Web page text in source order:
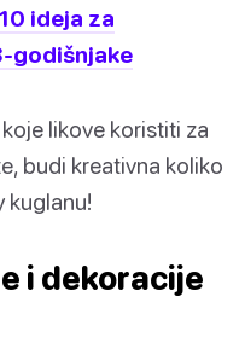
10 ideja za
godišnjake
likove koristiti za
budi kreativna koliko
kuglanu!
i dekoracije